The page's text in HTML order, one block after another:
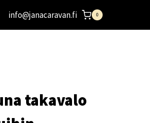
info@janacaravan.fi 0
takavalo